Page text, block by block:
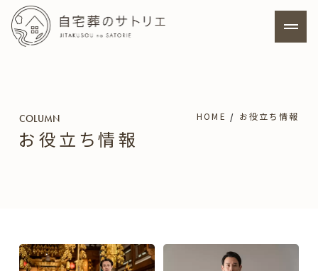
サトリエの特徴
寺院葬について
COLUMN
お役立ち情報
HOME お役立ち情報